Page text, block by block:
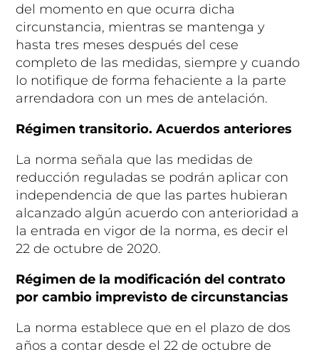
del momento en que ocurra dicha
circunstancia, mientras se mantenga y
hasta tres meses después del cese
completo de las medidas, siempre y cuando
lo notifique de forma fehaciente a la parte
arrendadora con un mes de antelación.
Régimen transitorio. Acuerdos anteriores
La norma señala que las medidas de
reducción reguladas se podrán aplicar con
independencia de que las partes hubieran
alcanzado algún acuerdo con anterioridad a
la entrada en vigor de la norma, es decir el
22 de octubre de 2020.
Régimen de la modificación del contrato
por cambio imprevisto de circunstancias
La norma establece que en el plazo de dos
años a contar desde el 22 de octubre de